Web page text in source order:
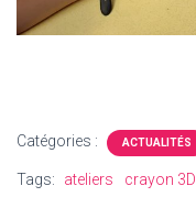
Catégories : ACTUALITÉS
Tags: ateliers crayon 3D